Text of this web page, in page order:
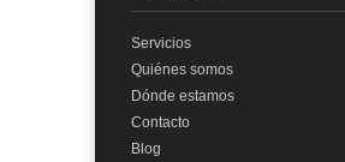
Servicios
Quiénes somos
Dónde estamos
Contacto
Blog